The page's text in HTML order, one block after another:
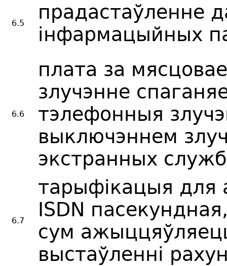
6.5
прадастаўленне
інфармацыйных
6.6
плата за
злучэнне
тэлефонныя
выключэннем
экстранных
6.7
тарыфікацыя для
ISDN
сум
выстаўленні